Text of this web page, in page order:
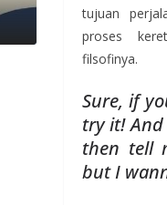
tujuan
proses
filsofinya.
Sure, if
try it!
then tell
butI